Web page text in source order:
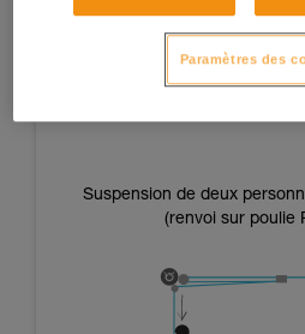
Suspension de deux
(renvoi sur poulie
Paramètres des